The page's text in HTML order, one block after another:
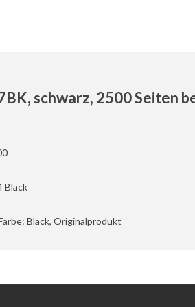
schwarz, 2500 Seiten
Black
Black, Originalprodukt